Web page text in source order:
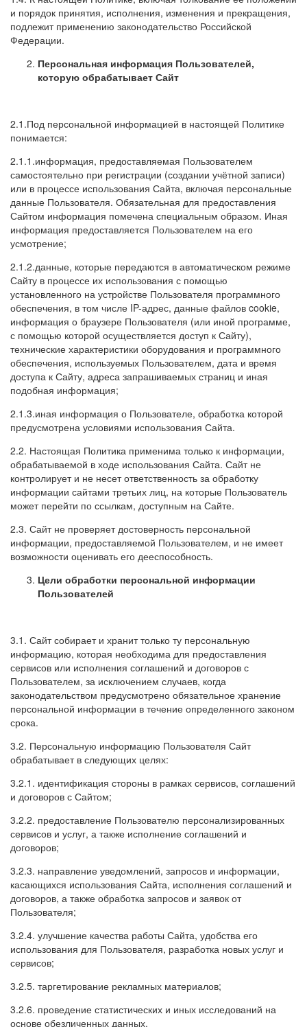
и порядок принятия, исполнения, изменения и прекращения,
подлежит применению законодательство Российской
Федерации.
Персональная информация Пользователей,
которую обрабатывает Сайт
2.1.Под персональной информацией в настоящей Политике
понимается:
2.1.1.информация, предоставляемая Пользователем
самостоятельно при регистрации (создании учётной записи)
или в процессе использования Сайта, включая персональные
данные Пользователя. Обязательная для предоставления
Сайтом информация помечена специальным образом. Иная
информация предоставляется Пользователем на его
усмотрение;
2.1.2.данные, которые передаются в автоматическом режиме
Сайту в процессе их использования с помощью
установленного на устройстве Пользователя программного
обеспечения, в том числе IP-адрес, данные файлов cookie,
информация о браузере Пользователя (или иной программе,
с помощью которой осуществляется доступ к Сайту),
технические характеристики оборудования и программного
обеспечения, используемых Пользователем, дата и время
доступа к Сайту, адреса запрашиваемых страниц и иная
подобная информация;
2.1.3.иная информация о Пользователе, обработка которой
предусмотрена условиями использования Сайта.
2.2. Настоящая Политика применима только к информации,
обрабатываемой в ходе использования Сайта. Сайт не
контролирует и не несет ответственность за обработку
информации сайтами третьих лиц, на которые Пользователь
может перейти по ссылкам, доступным на Сайте.
2.3. Сайт не проверяет достоверность персональной
информации, предоставляемой Пользователем, и не имеет
возможности оценивать его дееспособность.
Цели обработки персональной информации
Пользователей
3.1. Сайт собирает и хранит только ту персональную
информацию, которая необходима для предоставления
сервисов или исполнения соглашений и договоров с
Пользователем, за исключением случаев, когда
законодательством предусмотрено обязательное хранение
персональной информации в течение определенного законом
срока.
3.2. Персональную информацию Пользователя Сайт
обрабатывает в следующих целях:
3.2.1. идентификация стороны в рамках сервисов, соглашений
и договоров с Сайтом;
3.2.2. предоставление Пользователю персонализированных
сервисов и услуг, а также исполнение соглашений и
договоров;
3.2.3. направление уведомлений, запросов и информации,
касающихся использования Сайта, исполнения соглашений и
договоров, а также обработка запросов и заявок от
Пользователя;
3.2.4. улучшение качества работы Сайта, удобства его
использования для Пользователя, разработка новых услуг и
сервисов;
3.2.5. таргетирование рекламных материалов;
3.2.6. проведение статистических и иных исследований на
основе обезличенных данных.